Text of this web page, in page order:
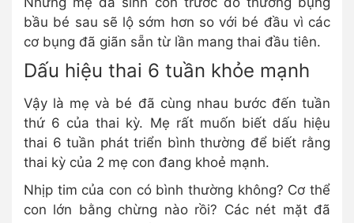
bầu bé sau sẽ lộ sớm hơn so với bé đầu vì các
cơ bụng đã giãn sẵn từ lần mang thai đầu tiên.
Dấu hiệu thai 6 tuần khỏe mạnh
Vậy là mẹ và bé đã cùng nhau bước đến tuần
thứ 6 của thai kỳ. Mẹ rất muốn biết dấu hiệu
thai 6 tuần phát triển bình thường để biết rằng
thai kỳ của 2 mẹ con đang khoẻ mạnh.
Nhịp tim của con có bình thường không? Cơ thể
con lớn bằng chừng nào rồi? Các nét mặt đã